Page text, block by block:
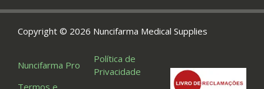
Nuncifarma Pro
Termos e
Política de
Privacidade
Copyright © 2026 Nuncifarma Medical Supplies